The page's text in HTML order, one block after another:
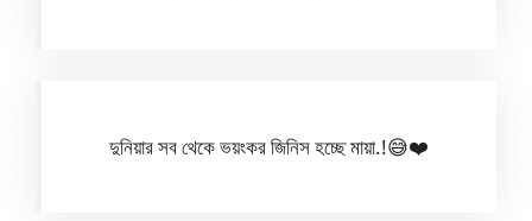
দুনিয়ার সব থেকে ভয়ংকর জিনিস হচ্ছে মায়া.!😅❤️